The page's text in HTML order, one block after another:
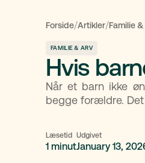
Forside/Artikler/Familie
FAMILIE & ARV
Hvis
Når et barn ikke
begge forældre.
Læsetid
1 minut
Udgivet
January 13,